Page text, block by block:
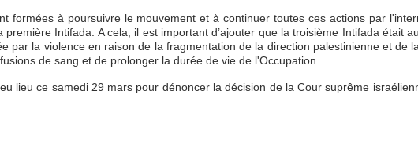
formées à poursuivre le mouvement et à continuer toutes ces actions par
Intifada. A cela, il est important d’ajouter que la troisième Intifada était
par la violence en raison de la fragmentation de la direction palestinienne et de
de sang et de prolonger la durée de vie de l'Occupation.
lieu ce samedi 29 mars pour dénoncer la décision de la Cour suprême